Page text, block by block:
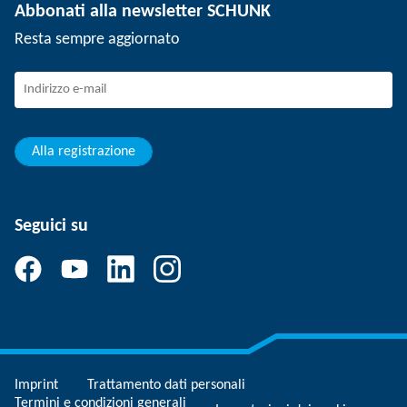
Eventi
SCHUNK – Sistema di canali per i reclami
Lavorare in SCHUNK
Giovani professionisti
Apprendista
Abbonati alla newsletter SCHUNK
Resta sempre aggiornato
Alla registrazione
Seguici su
Imprint
Trattamento dati personali
Termini e condizioni generali